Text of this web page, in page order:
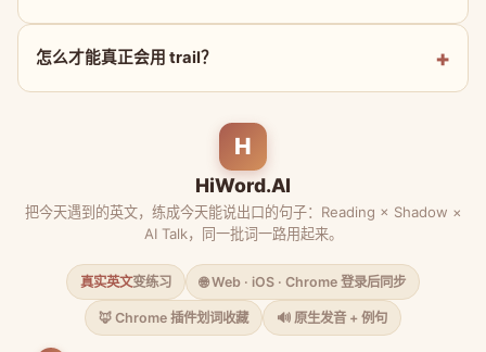
怎么才能真正会用 trail？
H
HiWord.AI
把今天遇到的英文，练成今天能说出口的句子：Reading × Shadow ×
AI Talk，同一批词一路用起来。
真实英文变练习 🌐 Web · iOS · Chrome 登录后同步
🦊 Chrome 插件划词收藏 🔊 原生发音 + 例句